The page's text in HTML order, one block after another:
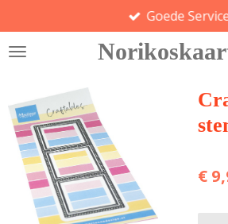
direct
naar
hoofdinhoud
Goede
€